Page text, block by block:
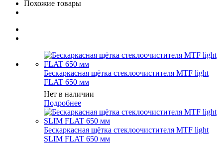
Похожие товары
Бескаркасная щётка стеклоочистителя MTF light
FLAT 650 мм
Нет в наличии
Подробнее
Бескаркасная щётка стеклоочистителя MTF light
SLIM FLAT 650 мм